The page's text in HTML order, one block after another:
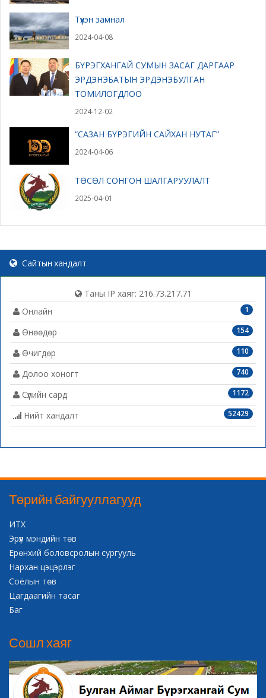
Түүхэн замнал
2024-04-08
БҮРЭГХАНГАЙ СУМЫН ЗАСАГ ДАРГААР
ЭРДЭНЭБАТЫН ЭРДЭНЭБУЛГАН
ТОМИЛОГДЛОО
2024-12-02
“САЗАН БҮРЭГИЙН САЙХАН НУТАГ”
2024-04-06
ТӨСӨЛ СОНГОН ШАЛГАРУУЛАЛТ
2025-04-01
Сайтын хандалт
Таны IP хаяг: 216.73.217.71
1
Онлайн
154
Өнөөдөр
110
Өчигдөр
740
Долоо хоногт
1172
Сүүлийн сард
52429
Нийт хандалт
Төрийн байгууллагууд
ИТХ
Эрүүл мэндийн төв
Ерөнхий боловсролын сургууль
Нархан цэцэрлэг
Соёлын төв
Цагдаагийн тасаг
Баг
Сошл хаяг